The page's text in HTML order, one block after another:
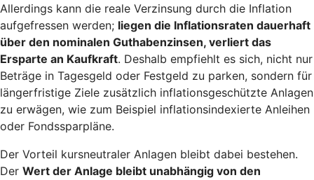
Allerdings kann die reale Verzinsung durch die Inflation
aufgefressen werden; liegen die Inflationsraten dauerhaft
über den nominalen Guthabenzinsen, verliert das
Ersparte an Kaufkraft. Deshalb empfiehlt es sich, nicht nur
Beträge in Tagesgeld oder Festgeld zu parken, sondern für
längerfristige Ziele zusätzlich inflationsgeschützte Anlagen
zu erwägen, wie zum Beispiel inflationsindexierte Anleihen
oder Fondssparpläne.
Der Vorteil kursneutraler Anlagen bleibt dabei bestehen.
Der Wert der Anlage bleibt unabhängig von den